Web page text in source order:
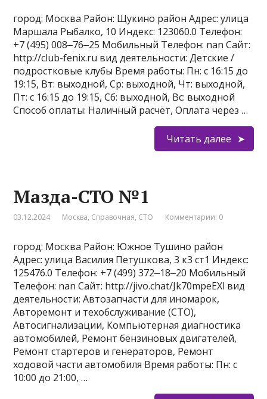
город: Москва Район: Щукино район Адрес: улица
Маршала Рыбалко, 10 Индекс: 123060.0 Телефон:
+7 (495) 008‒76‒25 Мобильный Телефон: nan Сайт:
http://club-fenix.ru вид деятельности: Детские /
подростковые клубы Время работы: Пн: с 16:15 до
19:15, Вт: выходной, Ср: выходной, Чт: выходной,
Пт: с 16:15 до 19:15, Сб: выходной, Вс: выходной
Способ оплаты: Наличный расчёт, Оплата через …
Читать далее
Мазда-СТО №1
03.12.2024 Москва, Справочная, СТО Комментарии: 0
город: Москва Район: Южное Тушино район
Адрес: улица Василия Петушкова, 3 к3 ст1 Индекс:
125476.0 Телефон: +7 (499) 372‒18‒20 Мобильный
Телефон: nan Сайт: http://jivo.chat/Jk70mpeEXl вид
деятельности: Автозапчасти для иномарок,
Авторемонт и техобслуживание (СТО),
Автосигнализации, Компьютерная диагностика
автомобилей, Ремонт бензиновых двигателей,
Ремонт стартеров и генераторов, Ремонт
ходовой части автомобиля Время работы: Пн: с
10:00 до 21:00, …